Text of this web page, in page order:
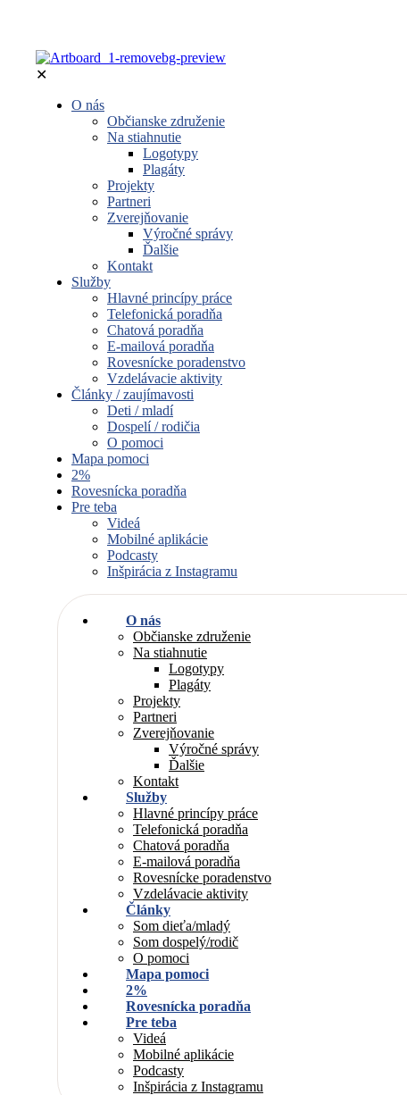
✕
O nás
Občianske združenie
Na stiahnutie
Logotypy
Plagáty
Projekty
Partneri
Zverejňovanie
Výročné správy
Ďalšie
Kontakt
Služby
Hlavné princípy práce
Telefonická poradňa
Chatová poradňa
E-mailová poradňa
Rovesnícke poradenstvo
Vzdelávacie aktivity
Články / zaujímavosti
Deti / mladí
Dospelí / rodičia
O pomoci
Mapa pomoci
2%
Rovesnícka poradňa
Pre teba
Videá
Mobilné aplikácie
Podcasty
Inšpirácia z Instagramu
O nás
Občianske združenie
Na stiahnutie
Logotypy
Plagáty
Projekty
Partneri
Zverejňovanie
Výročné správy
Ďalšie
Kontakt
Služby
Hlavné princípy práce
Telefonická poradňa
Chatová poradňa
E-mailová poradňa
Rovesnícke poradenstvo
Vzdelávacie aktivity
Články
Som dieťa/mladý
Som dospelý/rodič
O pomoci
Mapa pomoci
2%
Rovesnícka poradňa
Pre teba
Videá
Mobilné aplikácie
Podcasty
Inšpirácia z Instagramu